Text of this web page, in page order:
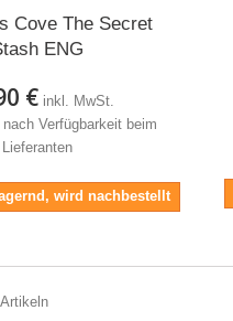
Cove The Secret
ENG
€ inkl. MwSt.
nach Verfügbarkeit beim
Lieferanten
wird nachbestellt